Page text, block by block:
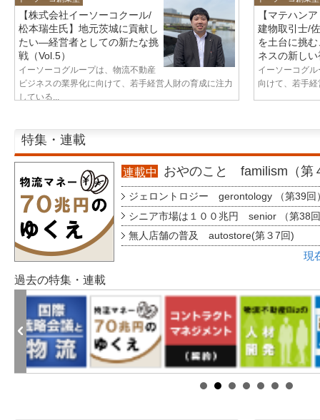
【株式会社イーソーコクール/
松本瑞生氏】地元茨城に貢献し
たい—経営者としての新たな挑
戦（Vol.5）
イーソーコグループは、物流不動産
ビジネスの業界化に向けて、若手経営人財の育成に注力
している...
【マテハン
建物取引士/
を土台に挑
ネスの新し
イーソーコグ
向けて、若手
特集・連載
連載中 おやのこと familism（第
ジェロントロジー gerontology （第39回
シニア市場は１００兆円 senior （第38
無人店舗の普及 autostore(第３7回)
現
過去の特集・連載